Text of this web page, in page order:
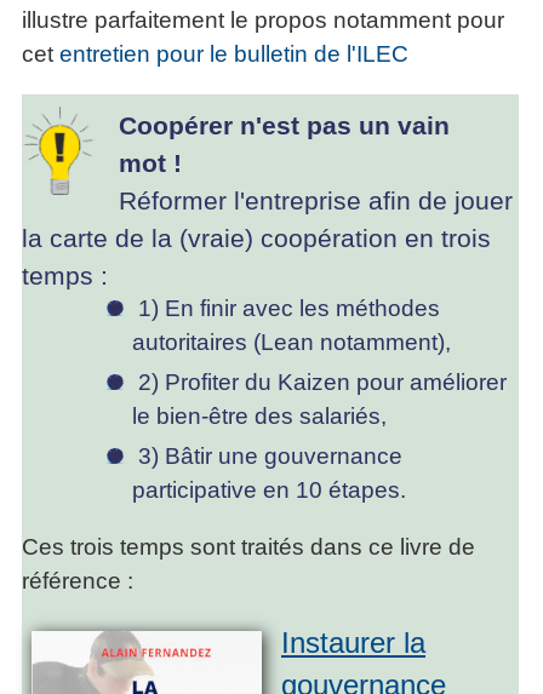
illustre parfaitement le propos notamment pour
cet entretien pour le bulletin de l'ILEC
Coopérer n'est pas un vain
mot !
Réformer l'entreprise afin de jouer
la carte de la (vraie) coopération en trois
temps :
1) En finir avec les méthodes
autoritaires (Lean notamment),
2) Profiter du Kaizen pour améliorer
le bien-être des salariés,
3) Bâtir une gouvernance
participative en 10 étapes.
Ces trois temps sont traités dans ce livre de
référence :
Instaurer la
gouvernance